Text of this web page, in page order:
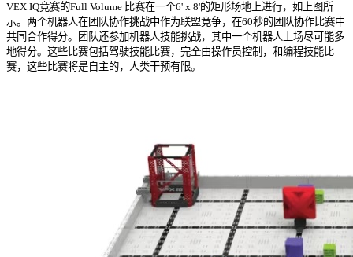
VEX IQ竞赛的Full Volume 比赛在一个6' x 8'的矩形场地上进行，如上图所
示。两个机器人在团队协作挑战中作为联盟竞争，在60秒的团队协作比赛中
共同合作得分。团队还参加机器人技能挑战，其中一个机器人上场尽可能多
地得分。这些比赛包括驾驶技能比赛，完全由操作员控制，和编程技能比
赛，这些比赛将是自主的，人类干预有限。